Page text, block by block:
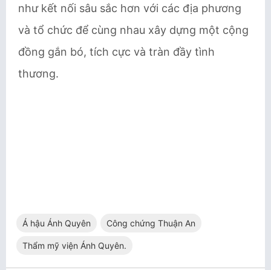
như kết nối sâu sắc hơn với các địa phương
và tổ chức để cùng nhau xây dựng một cộng
đồng gắn bó, tích cực và tràn đầy tình
thương.
Á hậu Ánh Quyên Công chứng Thuận An
Thẩm mỹ viện Ánh Quyên.